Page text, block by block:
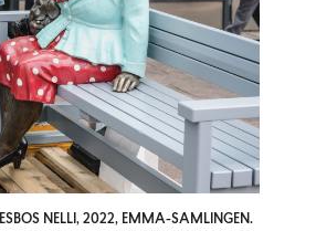
NELLI, 2022, EMMA-SAMLINGEN.